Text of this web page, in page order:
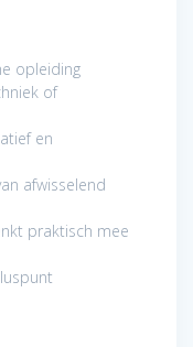
opleiding
of
en
afwisselend
praktisch mee